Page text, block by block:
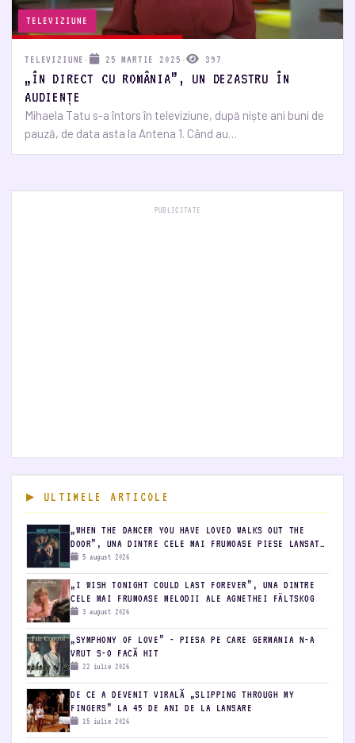
TELEVIZIUNE
TELEVIZIUNE · 25 MARTIE 2025 · 397
„ÎN DIRECT CU ROMÂNIA”, UN DEZASTRU ÎN
AUDIENȚE
Mihaela Tatu s-a întors în televiziune, după niște ani buni de
pauză, de data asta la Antena 1. Când au…
PUBLICITATE
ULTIMELE ARTICOLE
„WHEN THE DANCER YOU HAVE LOVED WALKS OUT THE
DOOR”, UNA DINTRE CELE MAI FRUMOASE PIESE LANSATE
DE SECRET SERVICE
5 august 2026
„I WISH TONIGHT COULD LAST FOREVER”, UNA DINTRE
CELE MAI FRUMOASE MELODII ALE AGNETHEI FÄLTSKOG
3 august 2026
„SYMPHONY OF LOVE” - PIESA PE CARE GERMANIA N-A
VRUT S-O FACĂ HIT
22 iulie 2026
DE CE A DEVENIT VIRALĂ „SLIPPING THROUGH MY
FINGERS” LA 45 DE ANI DE LA LANSARE
15 iulie 2026